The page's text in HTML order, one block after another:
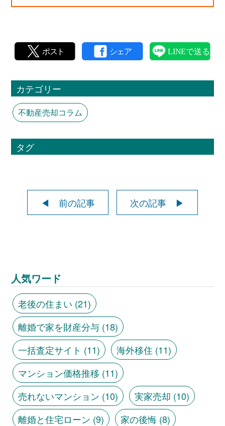
カテゴリー
不動産売却コラム
タグ
◀ 前の記事 次の記事 ▶
人気ワード
老後の住まい (21)
離婚で家を財産分与(18)
一括査定サイト (11) 海外移住 (11)
マンション価格推移 (11)
売れないマンション (10) 実家売却 (10)
離婚と住宅ローン (9) 家の後悔(8)